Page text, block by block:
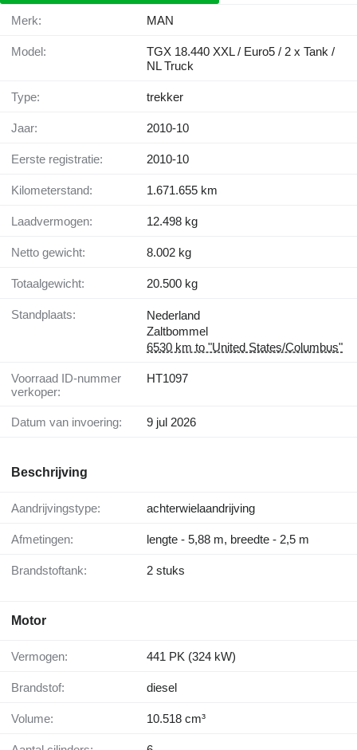
Merk: MAN
Model:
TGX 18.440 XXL / Euro5 / 2 x Tank /
NL Truck
Type: trekker
Jaar: 2010-10
Eerste registratie: 2010-10
Kilometerstand: 1.671.655 km
Laadvermogen: 12.498 kg
Netto gewicht: 8.002 kg
Totaalgewicht: 20.500 kg
Standplaats:
Nederland
Zaltbommel
6530 km to "United States/Columbus"
Voorraad ID-nummer
verkoper:
HT1097
Datum van invoering: 9 jul 2026
Beschrijving
Aandrijvingstype: achterwielaandrijving
Afmetingen: lengte - 5,88 m, breedte - 2,5 m
Brandstoftank: 2 stuks
Motor
Vermogen: 441 PK (324 kW)
Brandstof: diesel
Volume: 10.518 cm³